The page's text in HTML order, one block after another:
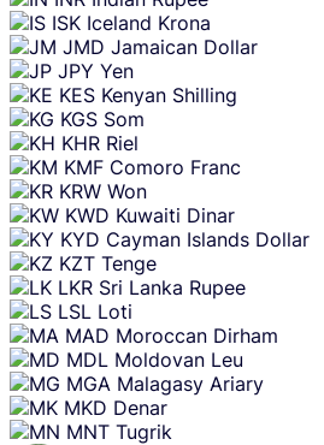
ISK Iceland Krona
JMD Jamaican Dollar
JPY Yen
KES Kenyan Shilling
KGS Som
KHR Riel
KMF Comoro Franc
KRW Won
KWD Kuwaiti Dinar
KYD Cayman Islands Dollar
KZT Tenge
LKR Sri Lanka Rupee
LSL Loti
MAD Moroccan Dirham
MDL Moldovan Leu
MGA Malagasy Ariary
MKD Denar
MNT Tugrik